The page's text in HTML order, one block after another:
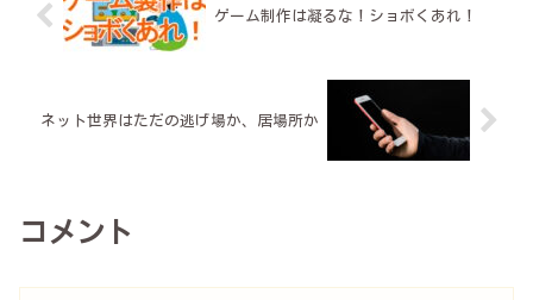
せ...
とか...
ゲーム制作は凝るな！ショボくあれ！
ネット世界はただの逃げ場か、居場所か
コメント